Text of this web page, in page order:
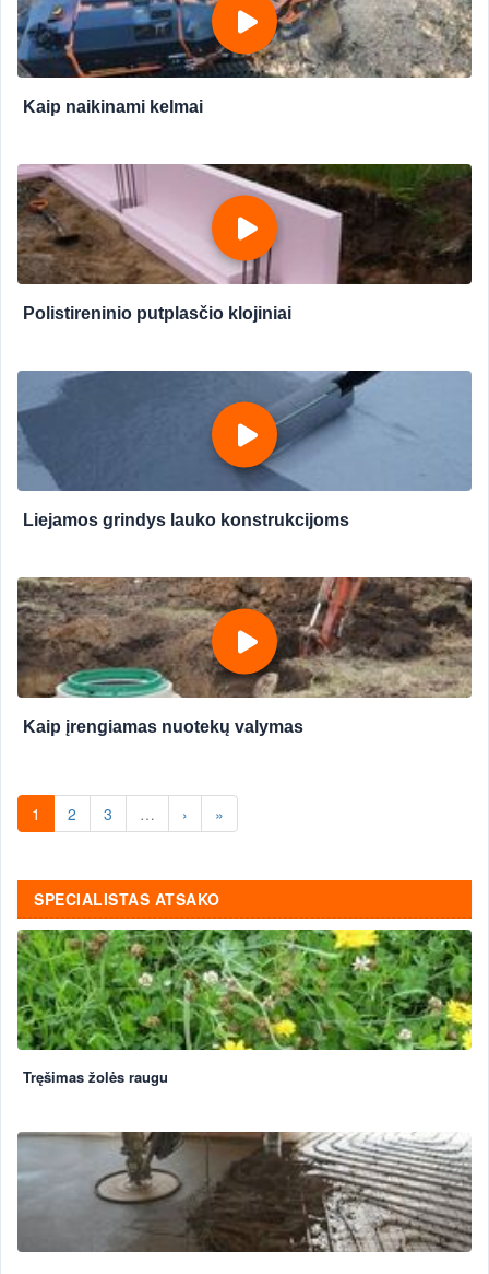
Kaip naikinami kelmai
Polistireninio putplasčio klojiniai
Liejamos grindys lauko konstrukcijoms
Kaip įrengiamas nuotekų valymas
1 2 3 … › »
SPECIALISTAS ATSAKO
Tręšimas žolės raugu